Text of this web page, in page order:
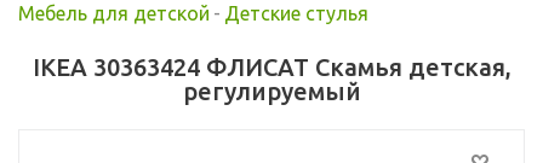
Мебель для детской - Детские стулья
IKEA 30363424 ФЛИСАТ Скамья детская,
регулируемый